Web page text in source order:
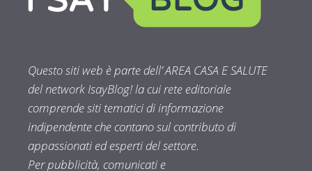
Questo siti web è parte dell’ AREA CASA E SALUTE
del network IsayBlog! la cui rete editoriale
comprende siti tematici di informazione
indipendente che contano sul contributo di
appassionati ed esperti del settore.
Per pubblicità, comunicati e